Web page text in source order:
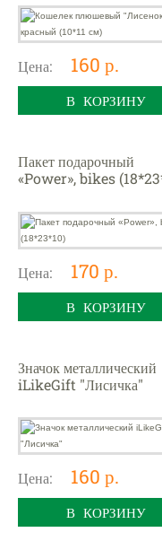
Цена: 160 р.
В КОРЗИНУ
Пакет подарочный
«Power», bikes
Цена: 170 р.
В КОРЗИНУ
Значок металлический
iLikeGift "Лисичка"
Цена: 160 р.
В КОРЗИНУ